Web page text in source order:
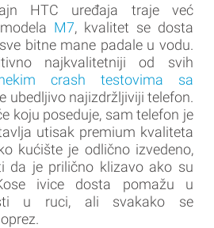
HTC uređaja traje već
M7, kvalitet se dosta
bitne mane padale u vodu.
najkvalitetniji od svih
crash testovima sa
ubedljivo najizdržljiviji telefon.
koju poseduje, sam telefon je
utisak premium kvaliteta
kućište je odlično izvedeno,
da je prilično klizavo ako su
ivice dosta pomažu u
u ruci, ali svakako se